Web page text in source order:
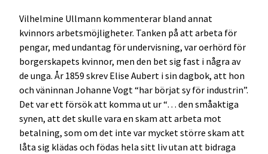
Vilhelmine Ullmann kommenterar bland annat
kvinnors arbetsmöjligheter. Tanken på att arbeta för
pengar, med undantag för undervisning, var oerhörd för
borgerskapets kvinnor, men den bet sig fast i några av
de unga. År 1859 skrev Elise Aubert i sin dagbok, att hon
och väninnan Johanne Vogt “har börjat sy för industrin”.
Det var ett försök att komma ut ur “… den småaktiga
synen, att det skulle vara en skam att arbeta mot
betalning, som om det inte var mycket större skam att
låta sig klädas och födas hela sitt liv utan att bidraga